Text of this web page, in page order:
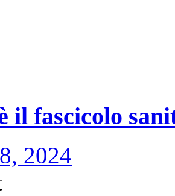
il fascicolo
2024